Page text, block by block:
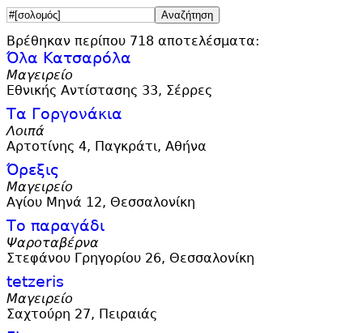
Βρέθηκαν περίπου 718 αποτελέσματα:
Όλα Κατσαρόλα
Μαγειρείο
Εθνικής Αντίστασης 33, Σέρρες
Τα Γοργονάκια
Λοιπά
Αρτοτίνης 4, Παγκράτι, Αθήνα
Όρεξις
Μαγειρείο
Αγίου Μηνά 12, Θεσσαλονίκη
Το παραγάδι
Ψαροταβέρνα
Στεφάνου Γρηγορίου 26, Θεσσαλονίκη
tetzeris
Μαγειρείο
Σαχτούρη 27, Πειραιάς